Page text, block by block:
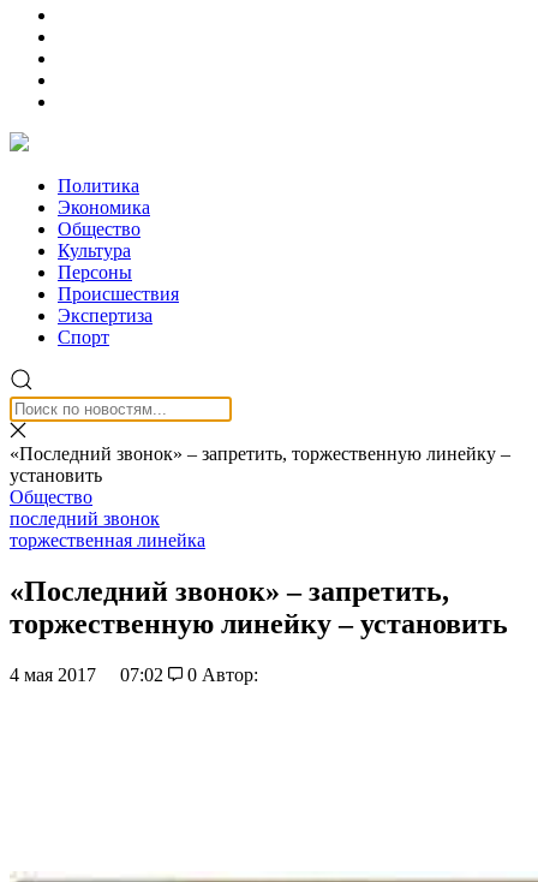
Политика
Экономика
Общество
Культура
Персоны
Происшествия
Экспертиза
Спорт
«Последний звонок» – запретить, торжественную линейку –
установить
Общество
последний звонок
торжественная линейка
«Последний звонок» – запретить,
торжественную линейку – установить
4 мая 2017 07:02 0 Автор: